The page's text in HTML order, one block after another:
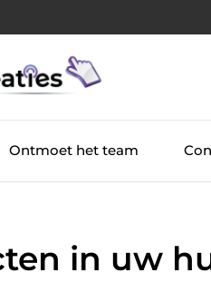
Ontmoet het team
in uw